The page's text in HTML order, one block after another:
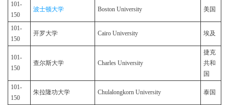
101-
150
波士顿大学 Boston University 美国
101-
150
开罗大学 Cairo University 埃及
101-
150
查尔斯大学 Charles University
捷克
共和
国
101-
150
朱拉隆功大学 Chulalongkorn University 泰国